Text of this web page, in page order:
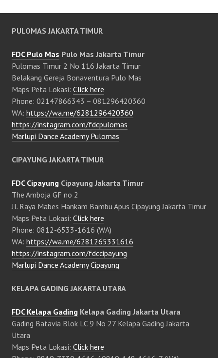
PULOMAS JAKARTA TIMUR
FDC Pulo Mas Pulo Mas Jakarta Timur
Pulomas Timur 2 No 116 Jakarta Timur
Belakang Gereja Bonaventura Pulo Mas
Maps Peta Lokasi: Click here
Phone: 02147866343 – 081296420360
WA: https://wa.me/6281296420360
https://instagram.com/fdcpulomas
Marlupi Dance Academy Pulomas
CIPAYUNG JAKARTA TIMUR
FDC Cipayung Cipayung Jakarta Timur
The Amboja GF no 2
Jl. Raya Mabes Hankam Bambu Apus Cipayung Jakarta Timur
Maps Peta Lokasi: Click here
Phone: 0812-6533-1616 (WA)
WA: https://wa.me/6281265331616
https://instagram.com/fdccipayung
Marlupi Dance Academy Cipayung
KELAPA GADING JAKARTA UTARA
FDC Kelapa Gading Kelapa Gading Jakarta Utara
Gading Batavia Blok LC 9 No 27 Kelapa Gading Jakarta
Utara
Maps Peta Lokasi: Click here